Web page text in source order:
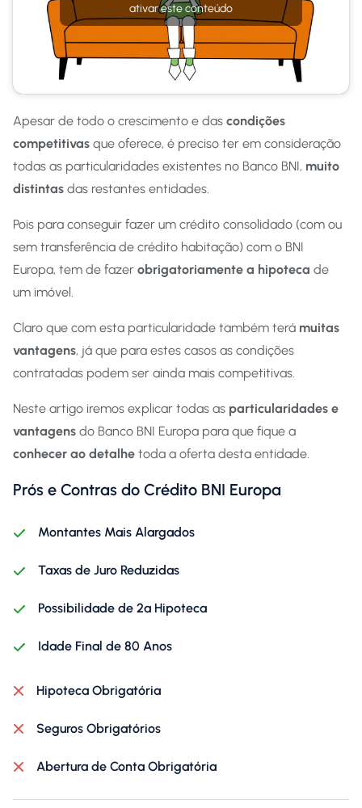
ativar este conteúdo
Apesar de todo o crescimento e das condições
competitivas que oferece, é preciso ter em consideração
todas as particularidades existentes no Banco BNI, muito
distintas das restantes entidades.
Pois para conseguir fazer um crédito consolidado (com ou
sem transferência de crédito habitação) com o BNI
Europa, tem de fazer obrigatoriamente a hipoteca de
um imóvel.
Claro que com esta particularidade também terá muitas
vantagens, já que para estes casos as condições
contratadas podem ser ainda mais competitivas.
Neste artigo iremos explicar todas as particularidades e
vantagens do Banco BNI Europa para que fique a
conhecer ao detalhe toda a oferta desta entidade.
Prós e Contras do Crédito BNI Europa
Montantes Mais Alargados
Taxas de Juro Reduzidas
Possibilidade de 2ª Hipoteca
Idade Final de 80 Anos
Hipoteca Obrigatória
Seguros Obrigatórios
Abertura de Conta Obrigatória